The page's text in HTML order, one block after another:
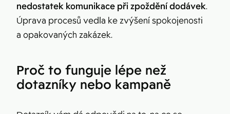
nedostatek komunikace při zpoždění dodávek.
Úprava procesů vedla ke zvýšení spokojenosti
a opakovaných zakázek.
Proč to funguje lépe než
dotazníky nebo kampaně